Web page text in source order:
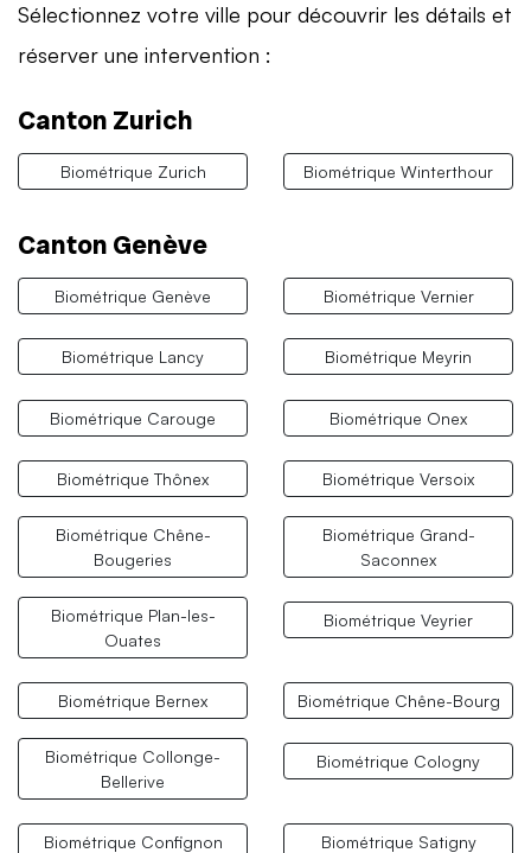
Sélectionnez votre ville pour découvrir les détails et
réserver une intervention :
Canton Zurich
Biométrique Zurich Biométrique Winterthour
Canton Genève
Biométrique Genève Biométrique Vernier
Biométrique Lancy Biométrique Meyrin
Biométrique Carouge Biométrique Onex
Biométrique Thônex Biométrique Versoix
Biométrique Chêne-
Bougeries
Biométrique Grand-
Saconnex
Biométrique Plan-les-
Ouates
Biométrique Veyrier
Biométrique Bernex Biométrique Chêne-Bourg
Biométrique Collonge-
Bellerive
Biométrique Cologny
Biométrique Confignon Biométrique Satigny